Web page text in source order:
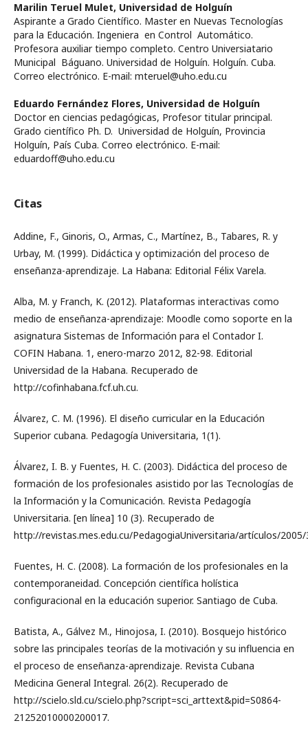
Marilin Teruel Mulet, Universidad de Holguín
Aspirante a Grado Científico. Master en Nuevas Tecnologías
para la Educación. Ingeniera en Control Automático.
Profesora auxiliar tiempo completo. Centro Universiatario
Municipal Báguano. Universidad de Holguín. Holguín. Cuba.
Correo electrónico. E-mail: mteruel@uho.edu.cu
Eduardo Fernández Flores, Universidad de Holguín
Doctor en ciencias pedagógicas, Profesor titular principal.
Grado científico Ph. D. Universidad de Holguín, Provincia
Holguín, País Cuba. Correo electrónico. E-mail:
eduardoff@uho.edu.cu
Citas
Addine, F., Ginoris, O., Armas, C., Martínez, B., Tabares, R. y
Urbay, M. (1999). Didáctica y optimización del proceso de
enseñanza-aprendizaje. La Habana: Editorial Félix Varela.
Alba, M. y Franch, K. (2012). Plataformas interactivas como
medio de enseñanza-aprendizaje: Moodle como soporte en la
asignatura Sistemas de Información para el Contador I.
COFIN Habana. 1, enero-marzo 2012, 82-98. Editorial
Universidad de la Habana. Recuperado de
http://cofinhabana.fcf.uh.cu.
Álvarez, C. M. (1996). El diseño curricular en la Educación
Superior cubana. Pedagogía Universitaria, 1(1).
Álvarez, I. B. y Fuentes, H. C. (2003). Didáctica del proceso de
formación de los profesionales asistido por las Tecnologías de
la Información y la Comunicación. Revista Pedagogía
Universitaria. [en línea] 10 (3). Recuperado de
http://revistas.mes.edu.cu/PedagogiaUniversitaria/artículos/
Fuentes, H. C. (2008). La formación de los profesionales en la
contemporaneidad. Concepción científica holística
configuracional en la educación superior. Santiago de Cuba.
Batista, A., Gálvez M., Hinojosa, I. (2010). Bosquejo histórico
sobre las principales teorías de la motivación y su influencia en
el proceso de enseñanza-aprendizaje. Revista Cubana
Medicina General Integral. 26(2). Recuperado de
http://scielo.sld.cu/scielo.php?script=sci_arttext&pid=S0864-
21252010000200017.